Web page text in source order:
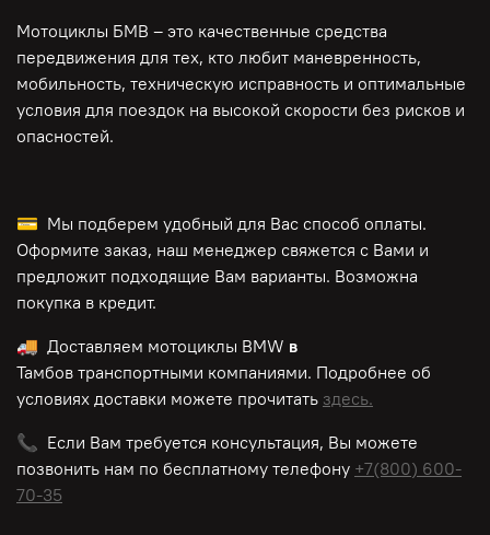
Мотоциклы БМВ – это качественные средства
передвижения для тех, кто любит маневренность,
мобильность, техническую исправность и оптимальные
условия для поездок на высокой скорости без рисков и
опасностей.
💳 Мы подберем удобный для Вас способ оплаты.
Оформите заказ, наш менеджер свяжется с Вами и
предложит подходящие Вам варианты. Возможна
покупка в кредит.
🚚 Доставляем мотоциклы BMW в
Тамбов транспортными компаниями. Подробнее об
условиях доставки можете прочитать здесь.
📞 Если Вам требуется консультация, Вы можете
позвонить нам по бесплатному телефону +7(800) 600-
70-35